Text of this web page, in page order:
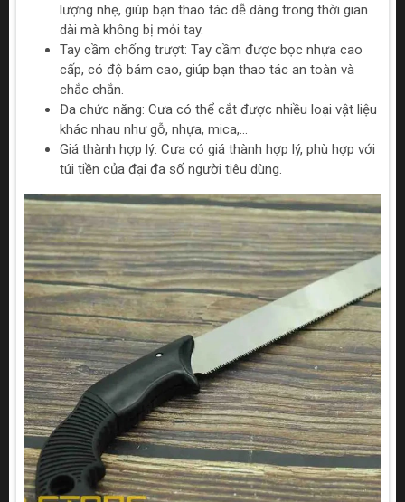
lượng nhẹ, giúp bạn thao tác dễ dàng trong thời gian
dài mà không bị mỏi tay.
Tay cầm chống trượt: Tay cầm được bọc nhựa cao
cấp, có độ bám cao, giúp bạn thao tác an toàn và
chắc chắn.
Đa chức năng: Cưa có thể cắt được nhiều loại vật liệu
khác nhau như gỗ, nhựa, mica,...
Giá thành hợp lý: Cưa có giá thành hợp lý, phù hợp với
túi tiền của đại đa số người tiêu dùng.